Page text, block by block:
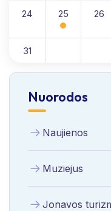
24 25 26
31
Nuorodos
Naujienos
Muziejus
Jonavos